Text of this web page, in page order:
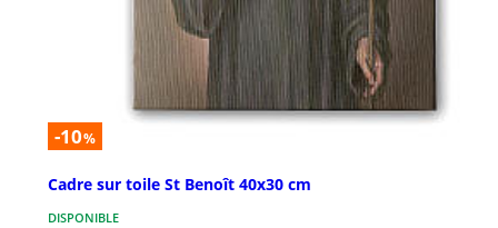
-10%
Cadre sur toile St Benoît 40x30 cm
DISPONIBLE